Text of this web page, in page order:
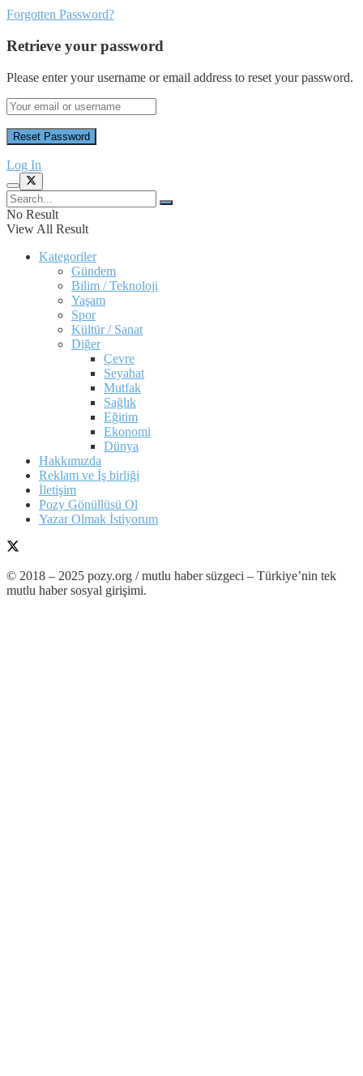
Forgotten Password?
Retrieve your password
Please enter your username or email address to reset your password.
Log In
No Result
View All Result
Kategoriler
Gündem
Bilim / Teknoloji
Yaşam
Spor
Kültür / Sanat
Diğer
Çevre
Seyahat
Mutfak
Sağlık
Eğitim
Ekonomi
Dünya
Hakkımızda
Reklam ve İş birliği
İletişim
Pozy Gönüllüsü Ol
Yazar Olmak İstiyorum
© 2018 – 2025 pozy.org / mutlu haber süzgeci – Türkiye’nin tek
mutlu haber sosyal girişimi.